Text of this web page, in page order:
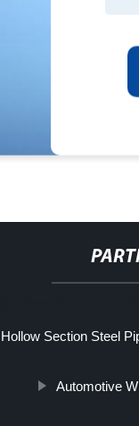
Section Steel
Automotive